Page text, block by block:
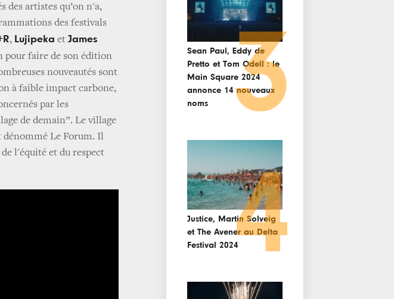
des artistes qu’on n'a,
des festivals
, Lujipeka et James
pour faire de son édition
nouveautés sont
à faible impact carbone,
par les
de demain”. Le village
dénommé Le Forum. Il
l'équité et du respect
Sean Paul, Eddy de
Pretto et Tom Odell : le
Main Square 2024
annonce 14 nouveaux
noms
3
Justice, Martin Solveig
et The Avener au Delta
Festival 20244